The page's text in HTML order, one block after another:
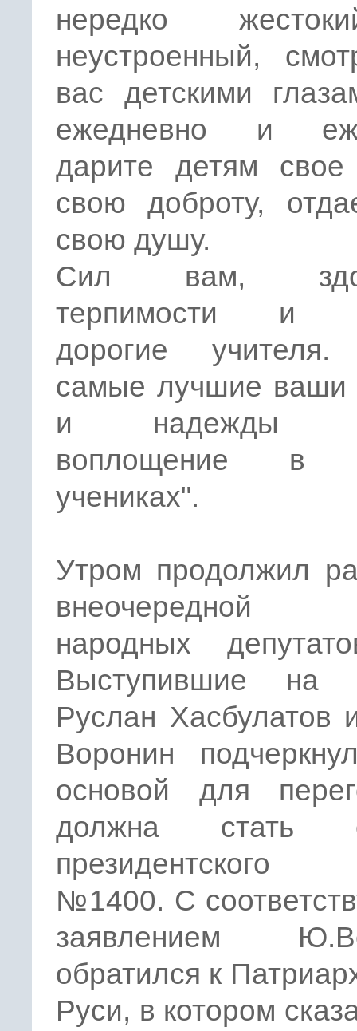
нередко
неустроенный,
вас детскими
ежедневно и
дарите детям свое
свою доброту,
свою душу.
Сил вам,
терпимости и
дорогие учителя.
самые лучшие ваши
и надежды
воплощение в
учениках".
Утром продолжил
внеочередной
народных
Выступившие на
Руслан Хасбулатов
Воронин
основой для
должна стать
президентского
№1400. С
заявлением
обратился к
Руси, в котором